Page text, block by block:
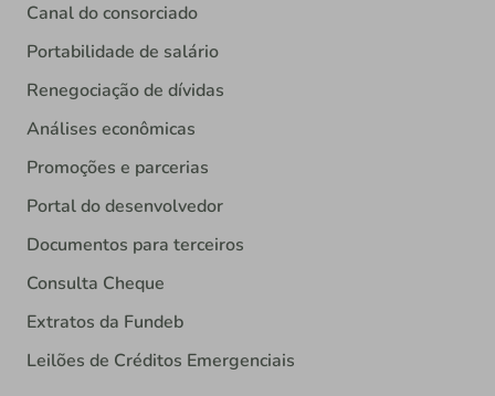
Canal do consorciado
Portabilidade de salário
Renegociação de dívidas
Análises econômicas
Promoções e parcerias
Portal do desenvolvedor
Documentos para terceiros
Consulta Cheque
Extratos da Fundeb
Leilões de Créditos Emergenciais